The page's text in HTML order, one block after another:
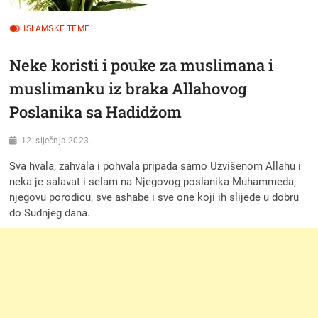
ISLAMSKE TEME
Neke koristi i pouke za muslimana i
muslimanku iz braka Allahovog
Poslanika sa Hadidžom
12. siječnja 2023.
Sva hvala, zahvala i pohvala pripada samo Uzvišenom Allahu i
neka je salavat i selam na Njegovog poslanika Muhammeda,
njegovu porodicu, sve ashabe i sve one koji ih slijede u dobru
do Sudnjeg dana.